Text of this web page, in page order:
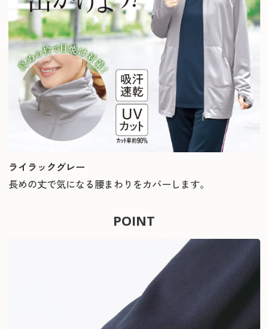
ライラックグレー
長めの丈で気になる腰まわりをカバーします。
POINT